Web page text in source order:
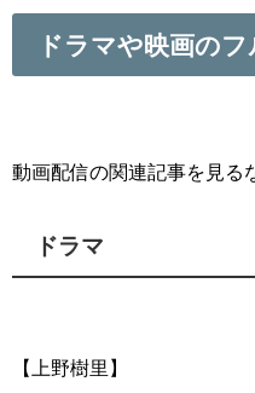
ドラマや映画の
動画配信の関連記事を見る
ドラマ
【上野樹里】